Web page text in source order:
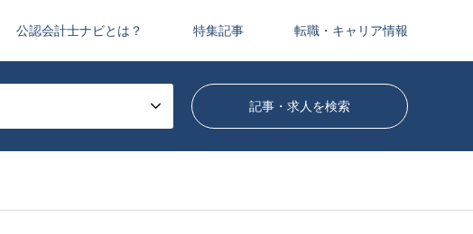
公認会計士ナビとは？ 特集記事 転職・キャリア情報